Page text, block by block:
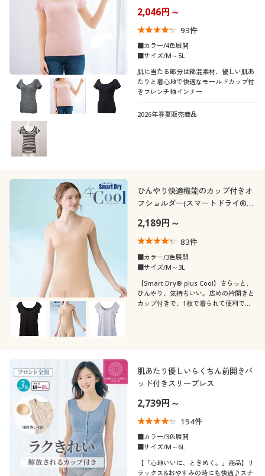
2,046円～
93件
■カラー/4色展開
■サイズ/M～5L
肌に当たる部分は綿混素材、優しい肌あ
たりと着心地で快適なモールドカップ付
きフレンチ袖インナー
2026年春夏販売商品
ひんやり快適機能のカップ付きオ
フショルダー(スマートドライ®
2,189円～
83件
■カラー/3色展開
■サイズ/M～3L
【Smart Dry® plus Cool】さらっと、
ひんやり、気持ちいい。広めの衿開きと
カップ付きで、1枚で着られて便利でラ
肌あたり優しいらくちん前開きパ
ッド付きスリーブレス
2,739円～
194件
■カラー/3色展開
■サイズ/M～6L
【「心地いいに、ときめく。」商品】リ
ラックス&おやすみの時にも快適♪スナ